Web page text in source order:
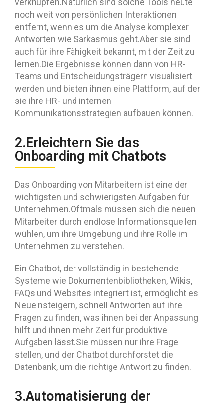
verknüpfen.Natürlich sind solche Tools heute
noch weit von persönlichen Interaktionen
entfernt, wenn es um die Analyse komplexer
Antworten wie Sarkasmus geht.Aber sie sind
auch für ihre Fähigkeit bekannt, mit der Zeit zu
lernen.Die Ergebnisse können dann von HR-
Teams und Entscheidungsträgern visualisiert
werden und bieten ihnen eine Plattform, auf der
sie ihre HR- und internen
Kommunikationsstrategien aufbauen können.
2.Erleichtern Sie das
Onboarding mit Chatbots
Das Onboarding von Mitarbeitern ist eine der
wichtigsten und schwierigsten Aufgaben für
Unternehmen.Oftmals müssen sich die neuen
Mitarbeiter durch endlose Informationsquellen
wühlen, um ihre Umgebung und ihre Rolle im
Unternehmen zu verstehen.
Ein Chatbot, der vollständig in bestehende
Systeme wie Dokumentenbibliotheken, Wikis,
FAQs und Websites integriert ist, ermöglicht es
Neueinsteigern, schnell Antworten auf ihre
Fragen zu finden, was ihnen bei der Anpassung
hilft und ihnen mehr Zeit für produktive
Aufgaben lässt.Sie müssen nur ihre Frage
stellen, und der Chatbot durchforstet die
Datenbank, um die richtige Antwort zu finden.
3.Automatisierung der